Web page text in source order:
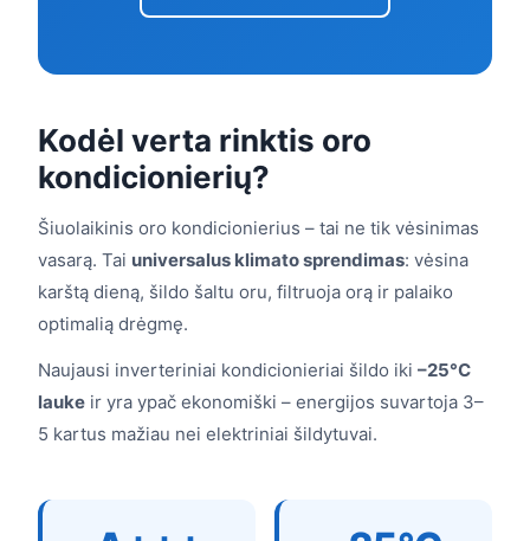
Kodėl verta rinktis oro
kondicionierių?
Šiuolaikinis oro kondicionierius – tai ne tik vėsinimas
vasarą. Tai universalus klimato sprendimas: vėsina
karštą dieną, šildo šaltu oru, filtruoja orą ir palaiko
optimalią drėgmę.
Naujausi inverteriniai kondicionieriai šildo iki –25°C
lauke ir yra ypač ekonomiški – energijos suvartoja 3–
5 kartus mažiau nei elektriniai šildytuvai.